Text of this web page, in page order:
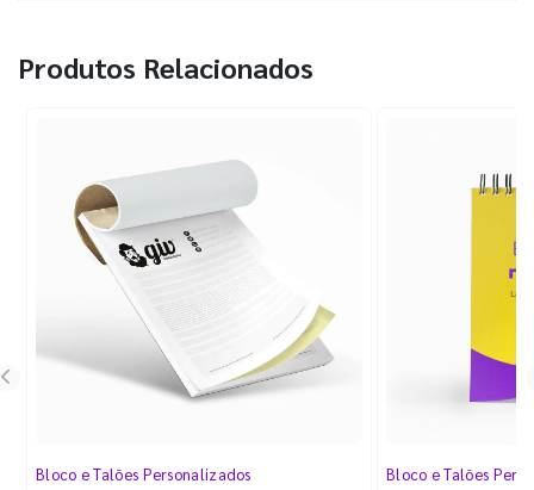
Produtos Relacionados
Bloco e Talões Personalizados Bloco e Talões